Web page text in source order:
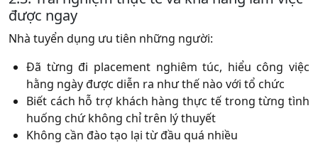
được ngay
Nhà tuyển dụng ưu tiên những người:
Đã từng đi placement nghiêm túc, hiểu công việc
hằng ngày được diễn ra như thế nào với tổ chức
Biết cách hỗ trợ khách hàng thực tế trong từng tình
huống chứ không chỉ trên lý thuyết
Không cần đào tạo lại từ đầu quá nhiều